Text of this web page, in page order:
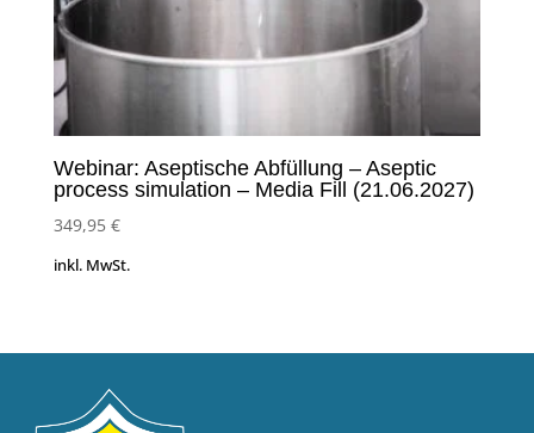
Webinar: Aseptische Abfüllung – Aseptic
process simulation – Media Fill (21.06.2027)
349,95 €
inkl. MwSt.